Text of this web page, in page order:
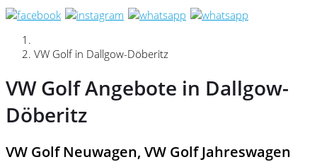
VW Golf in Dallgow-Döberitz
VW Golf Angebote in Dallgow-
Döberitz
VW Golf Neuwagen, VW Golf Jahreswagen